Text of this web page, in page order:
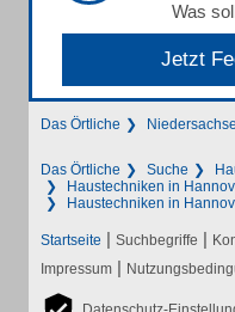
Was
Jetzt
Das Örtliche
Das Örtliche Suche
Haustechniken in
Haustechniken in
Startseite | Suchbegriffe |
Impressum |